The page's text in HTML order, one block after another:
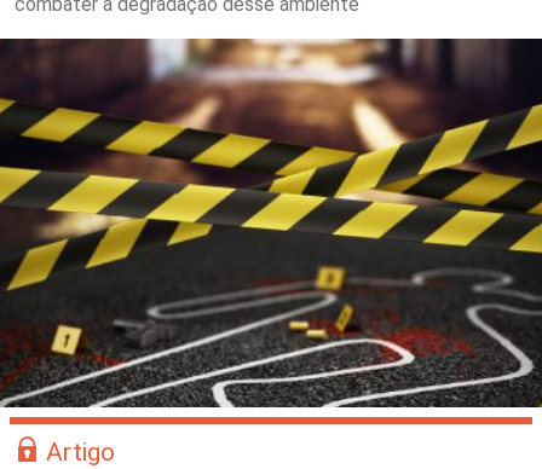
combater a degradação desse ambiente
Artigo